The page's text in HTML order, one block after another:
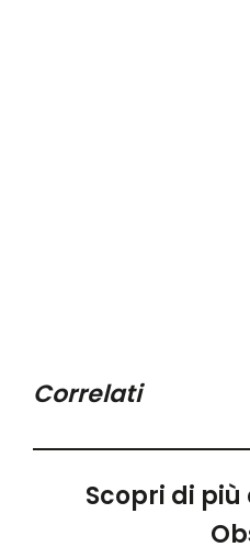
Correlati
Scopri di